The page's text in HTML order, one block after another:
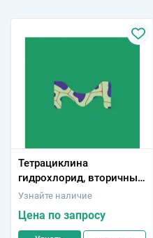
Тетрациклина
гидрохлорид, вторичный
фармацевтический
Сертифицированный
Узнайте наличие
Цена по запросу